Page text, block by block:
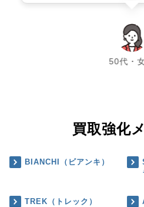
50代・
chevron_left chevron_right
買取強化
BIANCHI（ビアンキ）
TREK（トレック）